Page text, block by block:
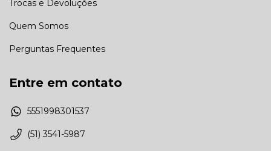
Trocas e Devoluções
Quem Somos
Perguntas Frequentes
Entre em contato
5551998301537
(51) 3541-5987